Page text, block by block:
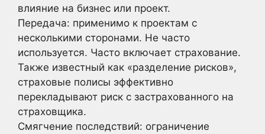
влияние на бизнес или проект.
Передача: применимо к проектам с
несколькими сторонами. Не часто
используется. Часто включает страхование.
Также известный как «разделение рисков»,
страховые полисы эффективно
перекладывают риск с застрахованного на
страховщика.
Смягчение последствий: ограничение